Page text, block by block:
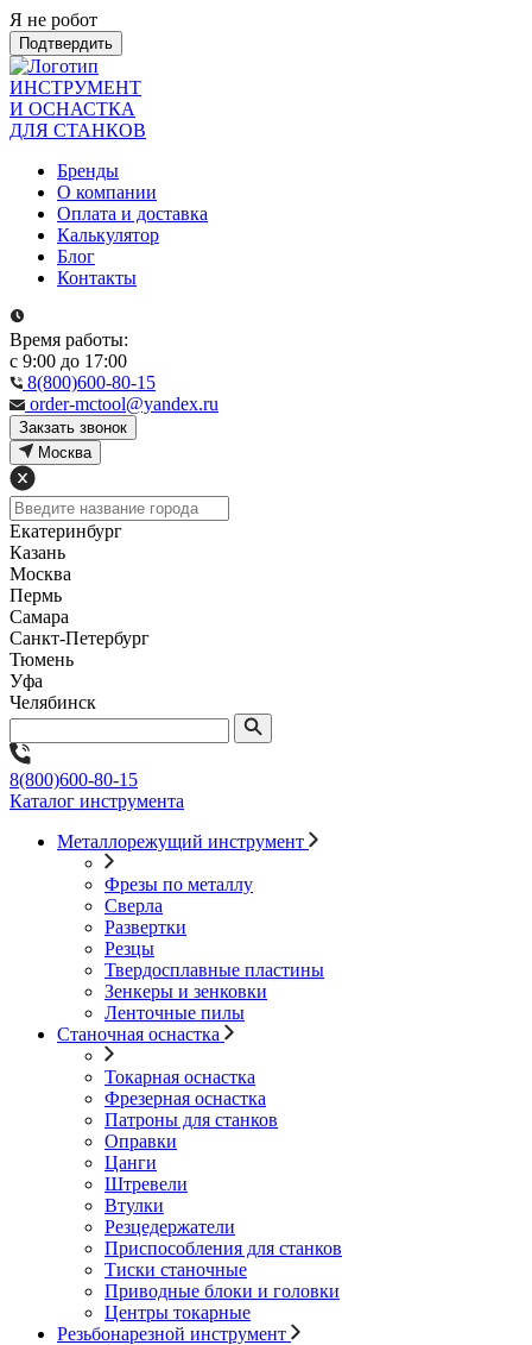
Я не робот
Подтвердить
ИНСТРУМЕНТ
И ОСНАСТКА
ДЛЯ СТАНКОВ
Бренды
О компании
Оплата и доставка
Калькулятор
Блог
Контакты
Время работы:
с 9:00 до 17:00
8(800)600-80-15
order-mctool@yandex.ru
Закзать звонок
Москва
Екатеринбург
Казань
Москва
Пермь
Самара
Санкт-Петербург
Тюмень
Уфа
Челябинск
8(800)600-80-15
Каталог инструмента
Металлорежущий инструмент
Фрезы по металлу
Сверла
Развертки
Резцы
Твердосплавные пластины
Зенкеры и зенковки
Ленточные пилы
Станочная оснастка
Токарная оснастка
Фрезерная оснастка
Патроны для станков
Оправки
Цанги
Штревели
Втулки
Резцедержатели
Приспособления для станков
Тиски станочные
Приводные блоки и головки
Центры токарные
Резьбонарезной инструмент